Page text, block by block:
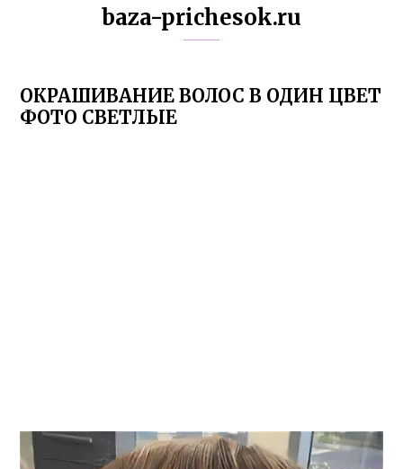
baza-prichesok.ru
ОКРАШИВАНИЕ ВОЛОС В ОДИН ЦВЕТ
ФОТО СВЕТЛЫЕ